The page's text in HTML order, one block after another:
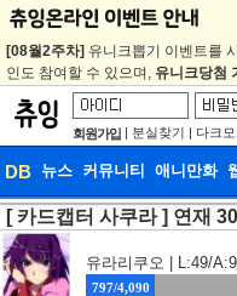
[08월2주차] 유니크뽑기 이벤트를
인도 참여할 수 있으며, 유니크당첨
회원가입 | 분실찾기 | 다크모
DB 뉴스 커뮤니티 애니만화
DB 뉴스
웹툰 이미지
[ 카드캡터 사쿠라 ] 연재
유라리쿠오 | L:49/
797/4,090